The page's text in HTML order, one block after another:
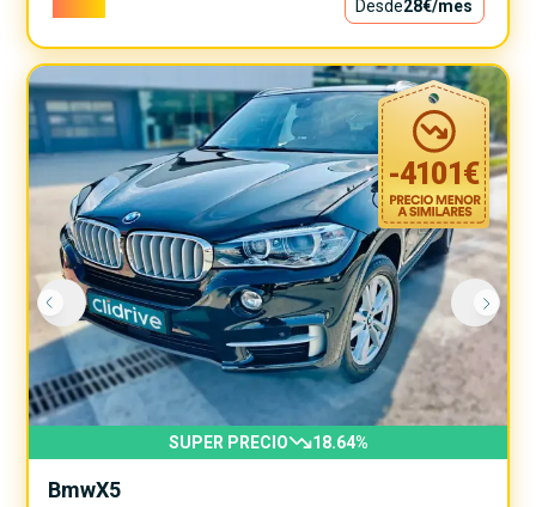
Desde28€/mes
-4101€
SUPER PRECIO 18.64%
BmwX5